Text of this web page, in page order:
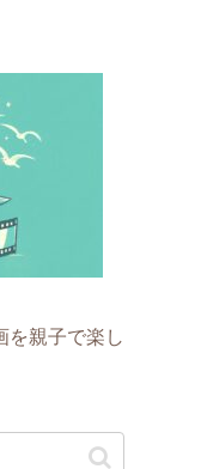
を親子で楽し